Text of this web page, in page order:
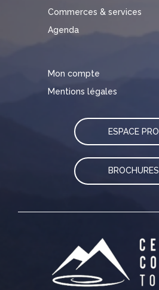
Commerces & services
Agenda
Mon compte
Mentions légales
ESPACE PRO
BROCHURES